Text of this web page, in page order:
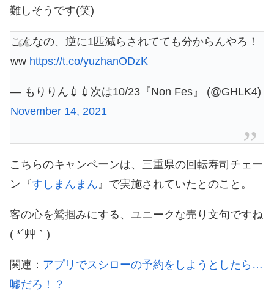
難しそうです(笑)
こんなの、逆に1匹減らされてても分からんやろ！
ww https://t.co/yuzhanODzK
— もりりん💉💉次は10/23『Non Fes』 (@GHLK4)
November 14, 2021
こちらのキャンペーンは、三重県の回転寿司チェー
ン『すしまんまん 』で実施されていたとのこと。
客の心を鷲掴みにする、ユニークな売り文句ですね
( *´艸｀)
関連： アプリでスシローの予約をしようとしたら…
嘘だろ！？